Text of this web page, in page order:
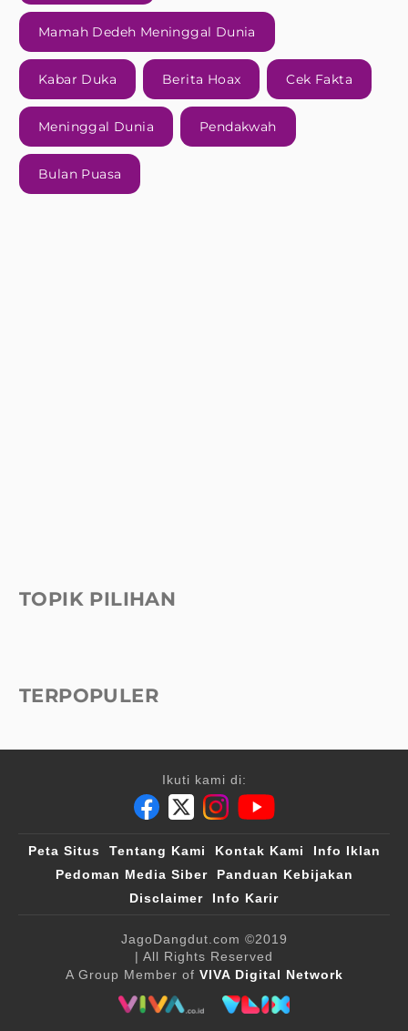
Mamah Dedeh Meninggal Dunia
Kabar Duka Berita Hoax Cek Fakta
Meninggal Dunia Pendakwah
Bulan Puasa
TOPIK PILIHAN
TERPOPULER
Ikuti kami di:
Peta Situs Tentang Kami Kontak Kami
Info Iklan
Pedoman Media Siber
Panduan Kebijakan
Disclaimer
Info Karir
JagoDangdut.com ©2019
| All Rights Reserved
A Group Member of VIVA Digital Network